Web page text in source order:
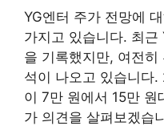
YG엔터 주가 전망에
가지고 있습니다. 최근
을 기록했지만, 여전
석이 나오고 있습니다
이 7만 원에서 15만 원
가 의견을 살펴보겠습